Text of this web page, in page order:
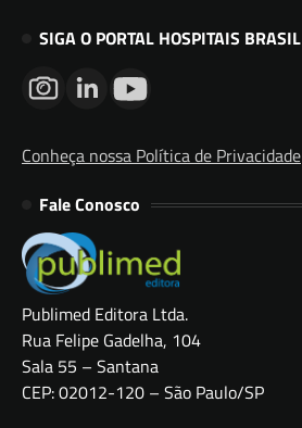
SIGA O PORTAL HOSPITAIS BRASIL
Conheça nossa Política de Privacidade
Fale Conosco
Publimed Editora Ltda.
Rua Felipe Gadelha, 104
Sala 55 – Santana
CEP: 02012-120 – São Paulo/SP